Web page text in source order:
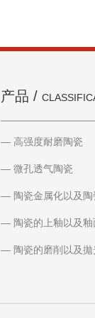
产品 /
— 高强度耐磨陶瓷
— 微孔透气陶瓷
— 陶瓷金属化以及陶
— 陶瓷的上釉以及釉
— 陶瓷的磨削以及拋